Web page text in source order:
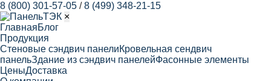
8 (800) 301-57-05 / 8 (499) 348-21-15
×
ГлавнаяБлог
Продукция
Cтеновые сэндвич панелиКровельная сендвич
панельЗдание из сэндвич панелейФасонные элементы
ЦеныДоставка